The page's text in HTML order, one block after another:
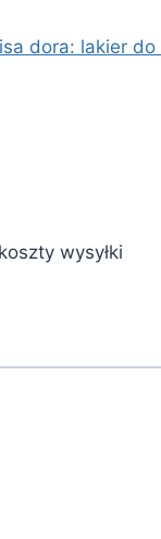
isa dora: lakier
wysyłki